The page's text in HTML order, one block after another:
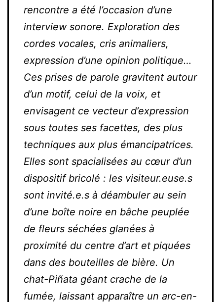
rencontre a été l’occasion d’une
interview sonore. Exploration des
cordes vocales, cris animaliers,
expression d’une opinion politique…
Ces prises de parole gravitent autour
d’un motif, celui de la voix, et
envisagent ce vecteur d’expression
sous toutes ses facettes, des plus
techniques aux plus émancipatrices.
Elles sont spacialisées au cœur d’un
dispositif bricolé : les visiteur.euse.s
sont invité.e.s à déambuler au sein
d’une boîte noire en bâche peuplée
de fleurs séchées glanées à
proximité du centre d’art et piquées
dans des bouteilles de bière. Un
chat-Piñata géant crache de la
fumée, laissant apparaître un arc-en-